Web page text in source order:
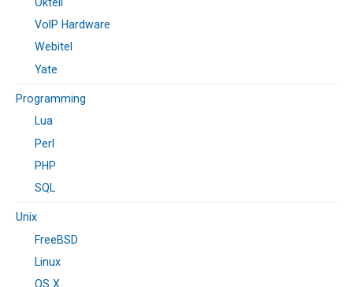
VoIP Hardware
Webitel
Yate
Programming
Lua
Perl
PHP
SQL
Unix
FreeBSD
Linux
OS X